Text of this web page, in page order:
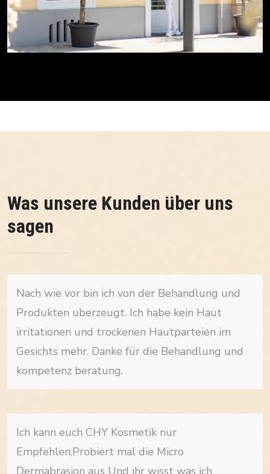
Was unsere Kunden über uns
sagen
Nach wie vor bin ich von der Behandlung und
Produkten uberzeugt. Ich habe kein Haut
irritationen und trockenen Hautparteien im
Gesichts mehr. Danke für die Behandlung und
kompetenz beratung.
Ich kann euch CHY Kosmetik nur
Empfehlen,Probiert mal die Micro
Dermabrasion aus Und ihr wisst was ich